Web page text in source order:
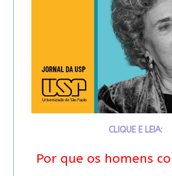
CLIQUE E LEIA:
Por que os homens